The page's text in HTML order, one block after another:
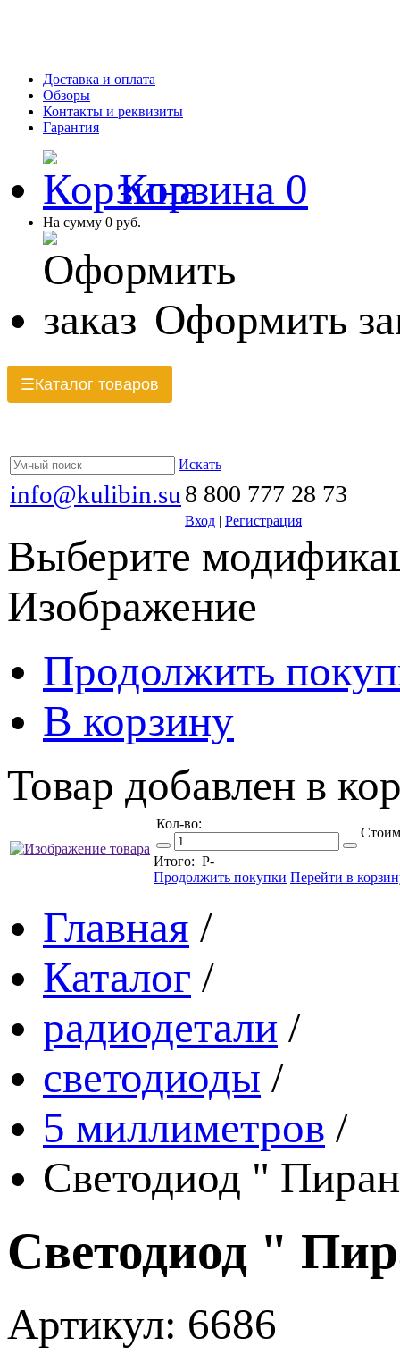
Доставка и оплата
Обзоры
Контакты и реквизиты
Гарантия
Корзина 0
На сумму 0 руб.
Оформить
☰Каталог товаров
Искать
info@kulibin.su 8 800 777 28 73
Вход | Регистрация
Выберите
Изображение
Продолжить
В корзину
Товар добавлен в
Кол-во:
Итого: Р-
Продолжить покупки Перейти в
Главная /
Каталог /
радиодетали /
светодиоды /
5 миллиметров /
Светодиод "
Светодиод "
Артикул: 6686